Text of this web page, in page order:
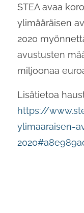
STEA avaa
ylimääräisen
2020
avustusten
miljoonaa
Lisätietoa
https://
ylimaaraisen-